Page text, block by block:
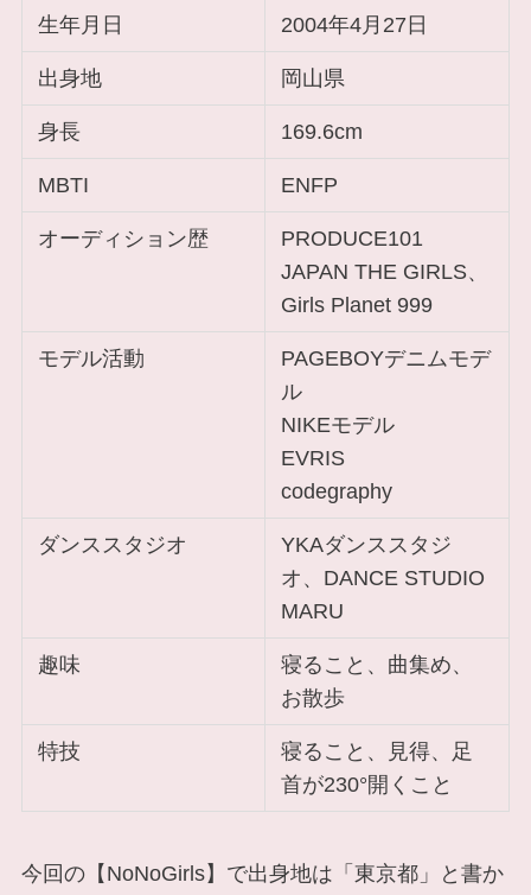
生年月日 2004年4月27日
出身地 岡山県
身長 169.6cm
MBTI ENFP
オーディション歴
PRODUCE101
JAPAN THE GIRLS、
Girls Planet 999
モデル活動
PAGEBOYデニムモデ
ル
NIKEモデル
EVRIS
codegraphy
ダンススタジオ
YKAダンススタジ
オ、DANCE STUDIO
MARU
趣味
寝ること、曲集め、
お散歩
特技
寝ること、見得、足
首が230°開くこと
今回の【NoNoGirls】で出身地は「東京都」と書か